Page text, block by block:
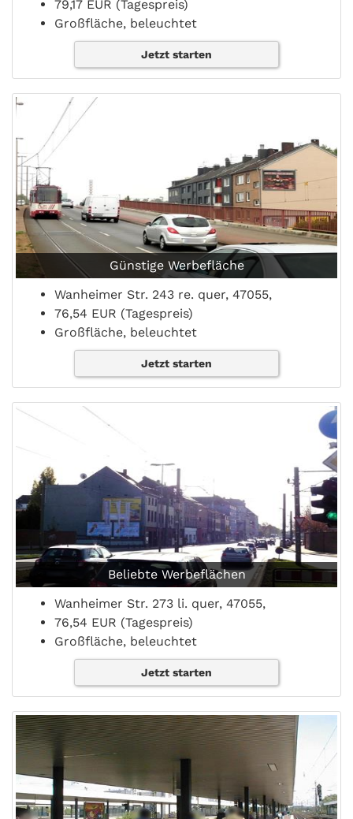
79,17 EUR (Tagespreis)
Großfläche, beleuchtet
Jetzt starten
Günstige Werbefläche
Wanheimer Str. 243 re. quer, 47055,
76,54 EUR (Tagespreis)
Großfläche, beleuchtet
Jetzt starten
Beliebte Werbeflächen
Wanheimer Str. 273 li. quer, 47055,
76,54 EUR (Tagespreis)
Großfläche, beleuchtet
Jetzt starten